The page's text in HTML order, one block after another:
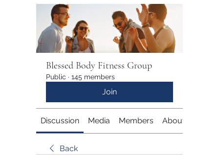
Blessed Body Fitness Group
Public · 145 members
Join
Discussion Media Members About
Back